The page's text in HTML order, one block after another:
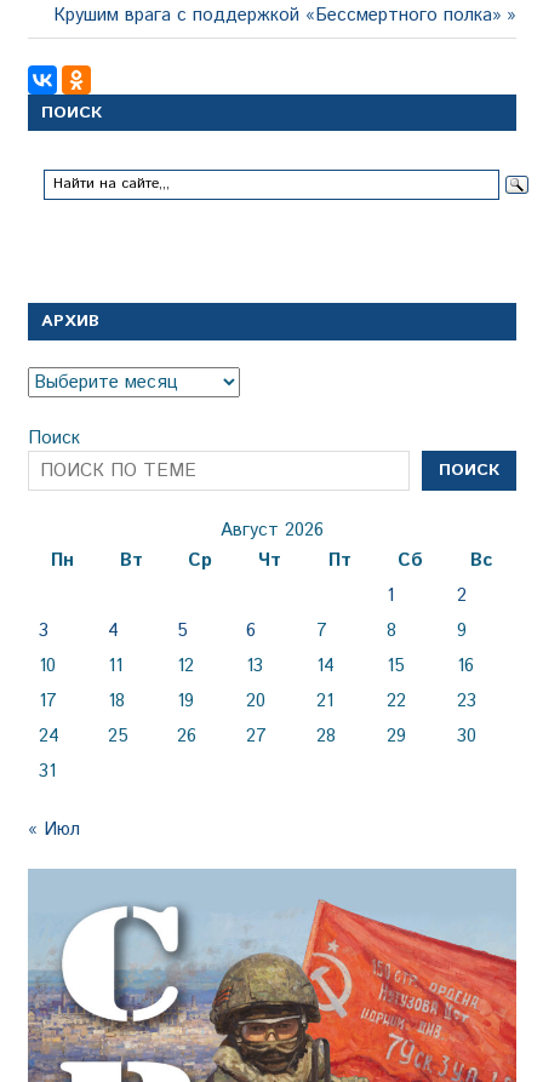
по
записям
запись:
Следующая
запись:
Крушим врага с поддержкой «Бессмертного полка»
ПОИСК
АРХИВ
Архив
Поиск
ПОИСК
Август 2026
Пн
Вт Ср Чт Пт Сб
Вс
1
2
3
4 5 6 7 8
9
10
11 12 13 14 15
16
17
18 19 20 21 22
23
24
25 26 27 28 29
30
31
« Июл